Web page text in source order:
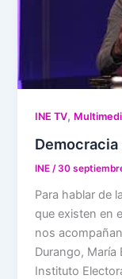
INE TV,
Democracia
INE/30
Para hablar de
que existen en
nos
Durango, María
Instituto